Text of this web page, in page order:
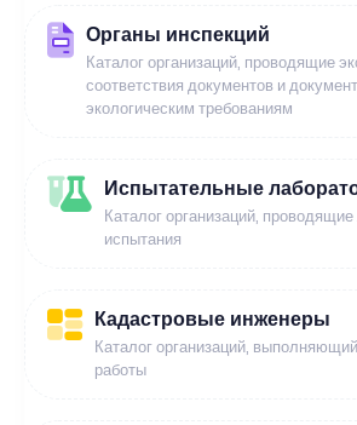
Органы инспекций
Каталог организаций, проводящие
соответствия документов и
экологическим требованиям
Испытательные
Каталог организаций,
испытания
Кадастровые инженеры
Каталог организаций,
работы